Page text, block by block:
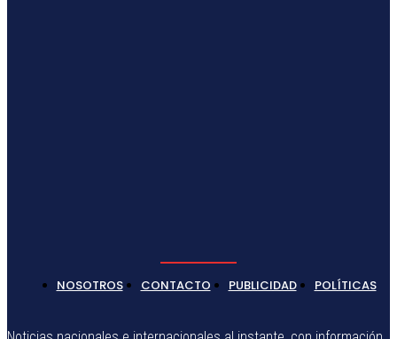
NOSOTROS CONTACTO PUBLICIDAD POLÍTICAS